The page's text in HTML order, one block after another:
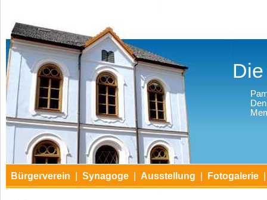
Bürgerverein Synagoge Ausstellung Fotogalerie